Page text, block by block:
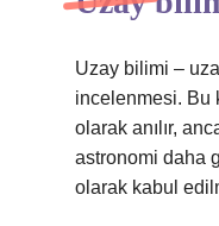
Uzay bilimi –
incelenmesi. Bu
olarak anılır,
astronomi daha
olarak kabul